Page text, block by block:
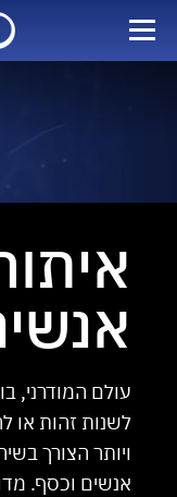
עולם המודרני,
לשנות זהות או
ויותר הצורך
אנשים וכסף.